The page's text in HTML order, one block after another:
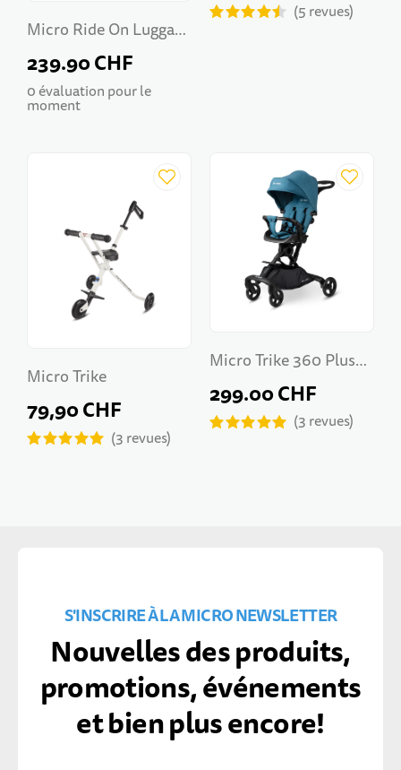
Micro Ride On Luggage
Eazy Weekender Forest
Green
239.90 CHF
0 évaluation pour le
moment
5 revues
Micro Trike
79,90 CHF
3 revues
Micro Trike 360 Plus
Aqua
299.00 CHF
3 revues
S'INSCRIRE À LA MICRO NEWSLETTER
Nouvelles des produits,
promotions, événements
et bien plus encore!